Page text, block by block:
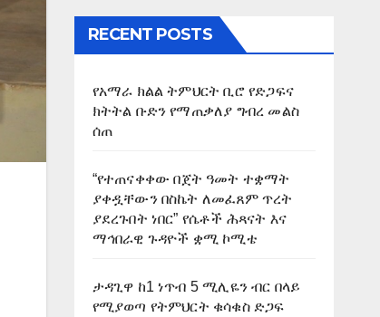
RECENT POSTS
የአማራ ክልል ትምህርት ቢሮ የድጋፍና
ክትትል ቡድን የማጠቃለያ ግብረ መልስ
ሰጠ
“የተጠናቀቀው በጀት ዓመት ተቋማት
ያቀዷቸውን በስኬት ለመፈጸም ጥረት
ያደረጉበት ነበር” የሴቶች ሕጻናት እና
ማኅበራዊ ጉዳዮች ቋሚ ኮሚቴ
ታዳጊዋ ከ1 ነጥብ 5 ሚሊዬን ብር በላይ
የሚያወጣ የትምህርት ቁሳቁስ ድጋፍ